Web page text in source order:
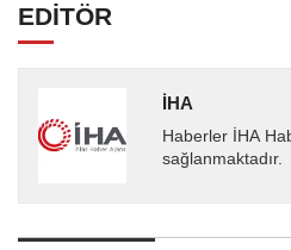
EDİTÖR
İHA
Haberler İHA
sağlanmaktadır.